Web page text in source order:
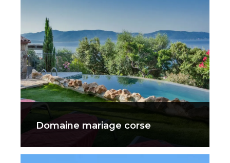
Domaine mariage corse